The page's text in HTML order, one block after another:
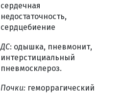
сердечная
недостаточность,
сердцебиение
ДС: одышка, пневмонит,
интерстициальный
пневмосклероз.
Почки: геморрагический